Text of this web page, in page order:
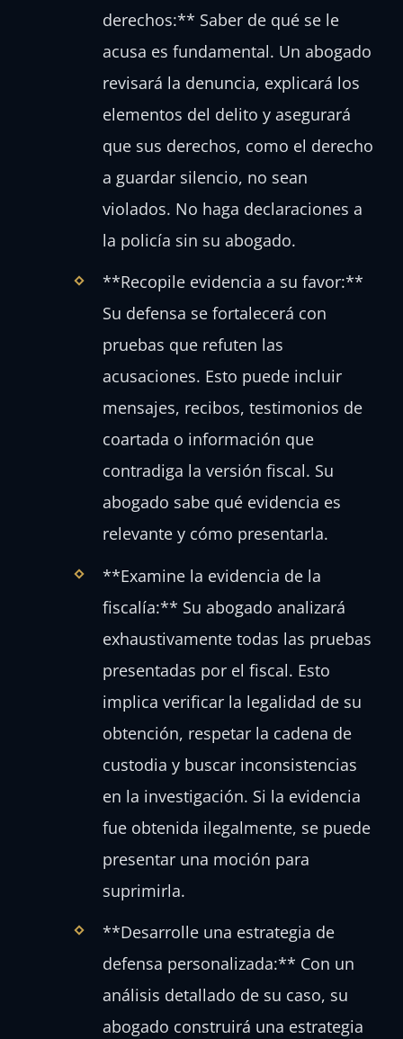
derechos:** Saber de qué se le
acusa es fundamental. Un abogado
revisará la denuncia, explicará los
elementos del delito y asegurará
que sus derechos, como el derecho
a guardar silencio, no sean
violados. No haga declaraciones a
la policía sin su abogado.
**Recopile evidencia a su favor:**
Su defensa se fortalecerá con
pruebas que refuten las
acusaciones. Esto puede incluir
mensajes, recibos, testimonios de
coartada o información que
contradiga la versión fiscal. Su
abogado sabe qué evidencia es
relevante y cómo presentarla.
**Examine la evidencia de la
fiscalía:** Su abogado analizará
exhaustivamente todas las pruebas
presentadas por el fiscal. Esto
implica verificar la legalidad de su
obtención, respetar la cadena de
custodia y buscar inconsistencias
en la investigación. Si la evidencia
fue obtenida ilegalmente, se puede
presentar una moción para
suprimirla.
**Desarrolle una estrategia de
defensa personalizada:** Con un
análisis detallado de su caso, su
abogado construirá una estrategia